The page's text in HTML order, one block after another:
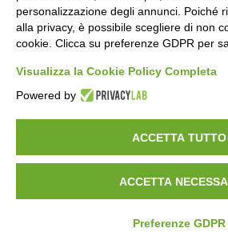
Sabato
08:00 – 12:10
Consorzio Turistico Porte di
Powered byNoratech
Privacy Policy Cookie
personalizzazione degli annunci. Poiché
alla privacy, è possibile scegliere di non
cookie. Clicca su preferenze GDPR per
Visualizza la Cookie Policy Completa
Powered by
ACCETTA TUTTO
ACCETTA
Preferenze GDPR